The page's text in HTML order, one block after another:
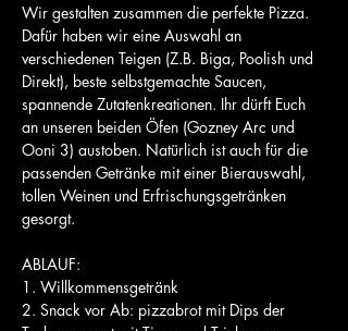
Wir gestalten zusammen die perfekte Pizza.
Dafür haben wir eine Auswahl an
verschiedenen Teigen (Z.B. Biga, Poolish und
Direkt), beste selbstgemachte Saucen,
spannende Zutatenkreationen. Ihr dürft Euch
an unseren beiden Öfen (Gozney Arc und
Ooni 3) austoben. Natürlich ist auch für die
passenden Getränke mit einer Bierauswahl,
tollen Weinen und Erfrischungsgetränken
gesorgt.
ABLAUF:
1. Willkommensgetränk
2. Snack vor Ab: pizzabrot mit Dips der